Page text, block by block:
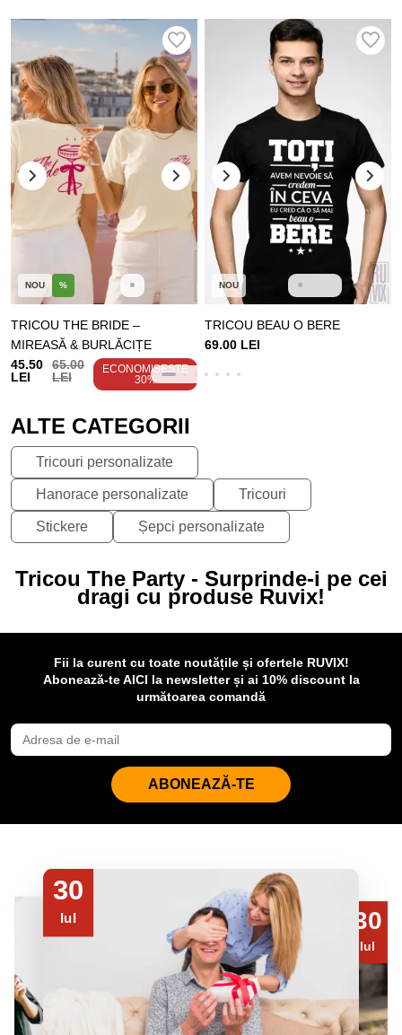
NOU %
TRICOU THE BRIDE –
MIREASĂ & BURLĂCIȚE
45.50
LEI
65.00
LEI
ECONOMISEȘTE
30%
NOU
TRICOU BEAU O BERE
69.00 LEI
ALTE CATEGORII
Tricouri personalizate
Hanorace personalizate Tricouri
Stickere Șepci personalizate
Tricou The Party - Surprinde-i pe cei
dragi cu produse Ruvix!
Fii la curent cu toate noutățile și ofertele RUVIX!
Abonează-te AICI la newsletter și ai 10% discount la
următoarea comandă
ABONEAZĂ-TE
30
Iul 30
Iul